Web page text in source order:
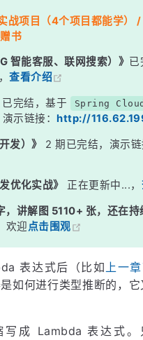
战项目（4个项目都能学）
书
智能客服、联网搜索）》 已
，查看介绍
已完结，基于
Spring
演示链接：http://
发）》
2 期已完结，演示链
优化实战》 正在更新中...，
，讲解图 5110+ 张，还在持
欢迎点击围观
表达式后（比如 上一
如何进行类型推断的，
成 Lambda 表达式。